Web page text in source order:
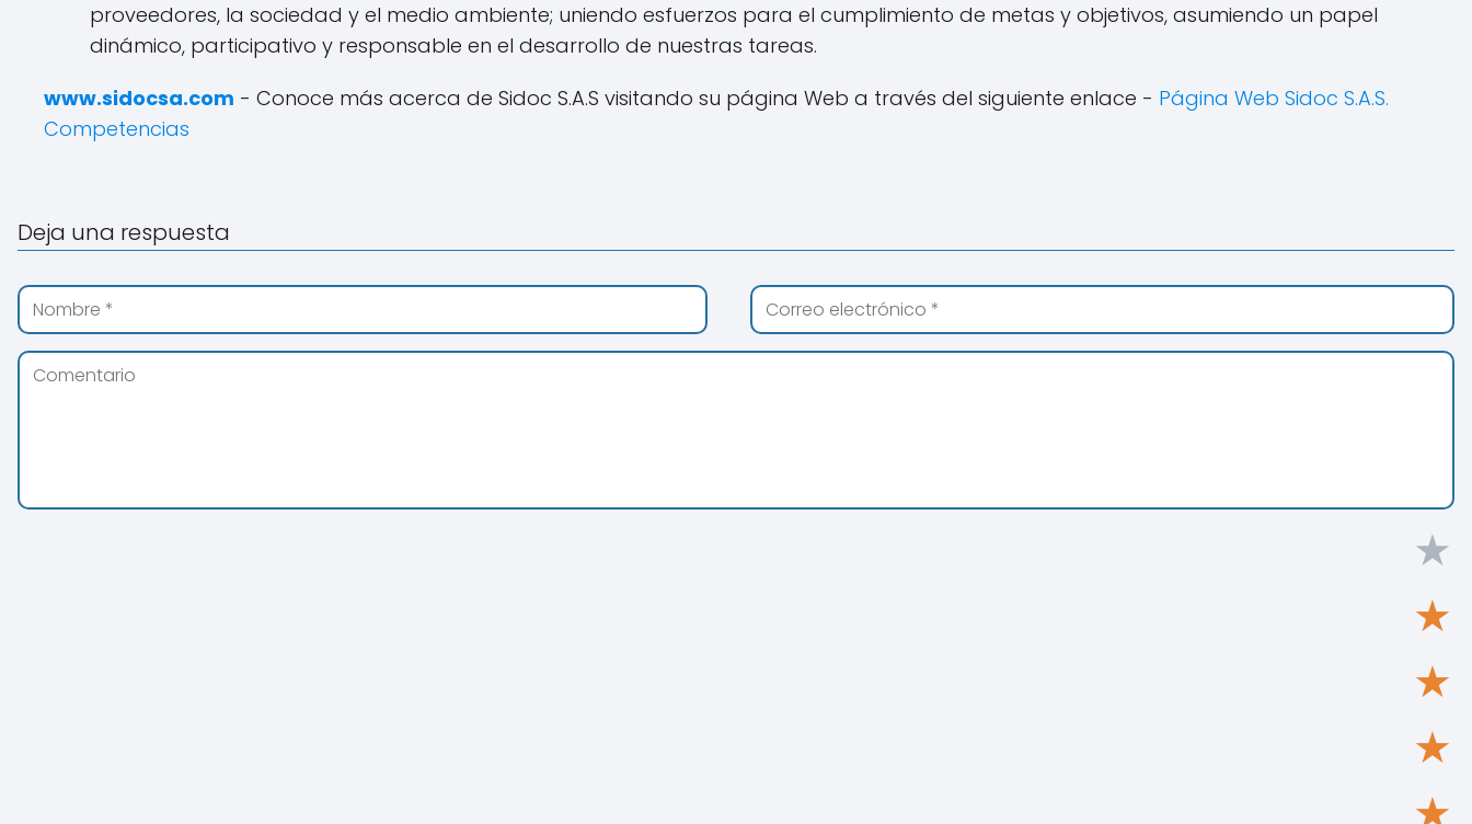
proveedores, la sociedad y el medio ambiente; uniendo esfuerzos para el cumplimiento de metas y objetivos, asumiendo un papel
dinámico, participativo y responsable en el desarrollo de nuestras tareas.
www.sidocsa.com - Conoce más acerca de Sidoc S.A.S visitando su página Web a través del siguiente enlace - Página Web Sidoc S.A.S.
Competencias
Deja una respuesta
★
★
★
★